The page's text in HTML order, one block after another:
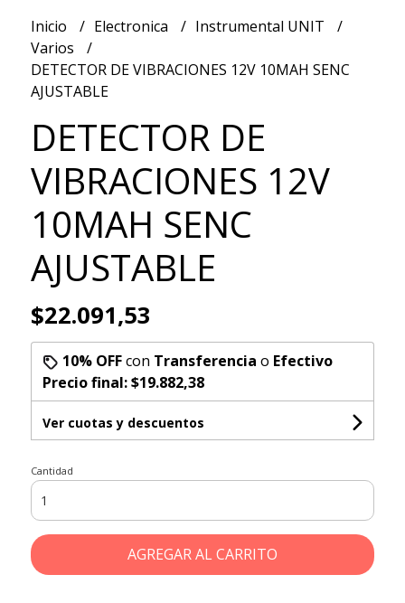
Inicio Electronica
Instrumental UNIT
Varios
DETECTOR DE VIBRACIONES 12V 10MAH SENC
AJUSTABLE
DETECTOR DE
VIBRACIONES 12V
10MAH SENC
AJUSTABLE
$22.091,53
10% OFFcon Transferencia o Efectivo
Precio final:$19.882,38
Ver cuotas y descuentos
Cantidad
AGREGAR AL CARRITO